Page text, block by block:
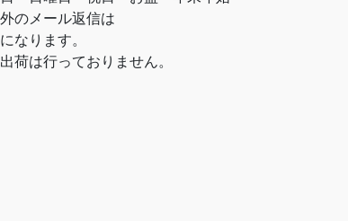
のメール返信は
なります。
荷は行っておりません。